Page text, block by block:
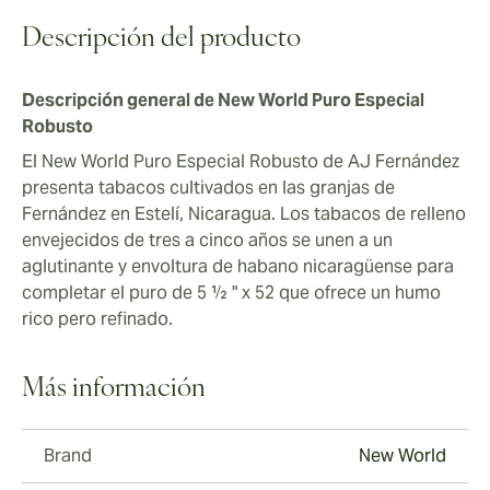
Descripción del producto
Descripción general de New World Puro Especial
Robusto
El New World Puro Especial Robusto de AJ Fernández
presenta tabacos cultivados en las granjas de
Fernández en Estelí, Nicaragua. Los tabacos de relleno
envejecidos de tres a cinco años se unen a un
aglutinante y envoltura de habano nicaragüense para
completar el puro de 5 ½ " x 52 que ofrece un humo
rico pero refinado.
Más información
Brand New World